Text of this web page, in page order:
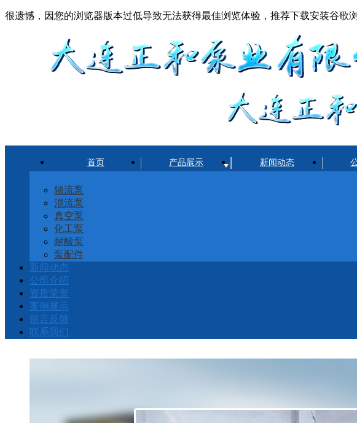
很遗憾，因您的浏览器版本过低导致无法获得最佳浏览体验，推荐下载安装谷歌
首页 产品展示 新闻动态
轴流泵
混流泵
真空泵
化工泵
耐酸泵
泵配件
新闻动态
公司介绍
资质荣誉
案例展示
留言反馈
联系我们